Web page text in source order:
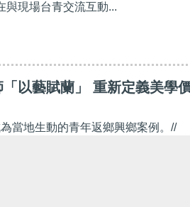
與現場台青交流互動...
「以藝賦蘭」 重新定義美學
當地生動的青年返鄉興鄉案例。//